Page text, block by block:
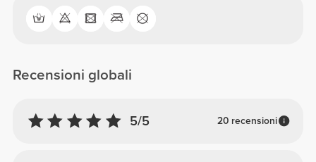
Recensioni globali
5/5 20 recensioni